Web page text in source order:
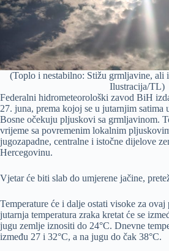
(Toplo i nestabilno: Stižu grmljavine, ali
Ilustracija/TL)
Federalni hidrometeorološki zavod BiH
27. juna, prema kojoj se u jutarnjim satima
Bosne očekuju pljuskovi sa grmljavinom.
vrijeme sa povremenim lokalnim
jugozapadne, centralne i istočne dijelove
Hercegovinu.
Vjetar će biti slab do umjerene jačine,
Temperature će i dalje ostati visoke za
jutarnja temperatura zraka kretat će se
jugu zemlje iznositi do 24°C. Dnevne
između 27 i 32°C, a na jugu do čak 38°C.